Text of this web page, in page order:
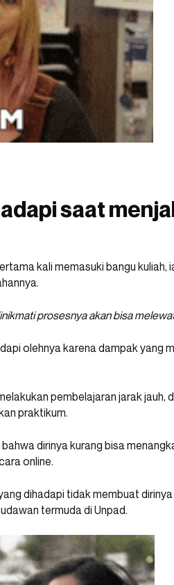
saat
kali memasuki bangu kuliah,
prosesnya akan bisa
olehnya karena dampak yang
pembelajaran jarak jauh,
praktikum.
dirinya kurang bisa
online.
dihadapi tidak membuat
termuda di Unpad.